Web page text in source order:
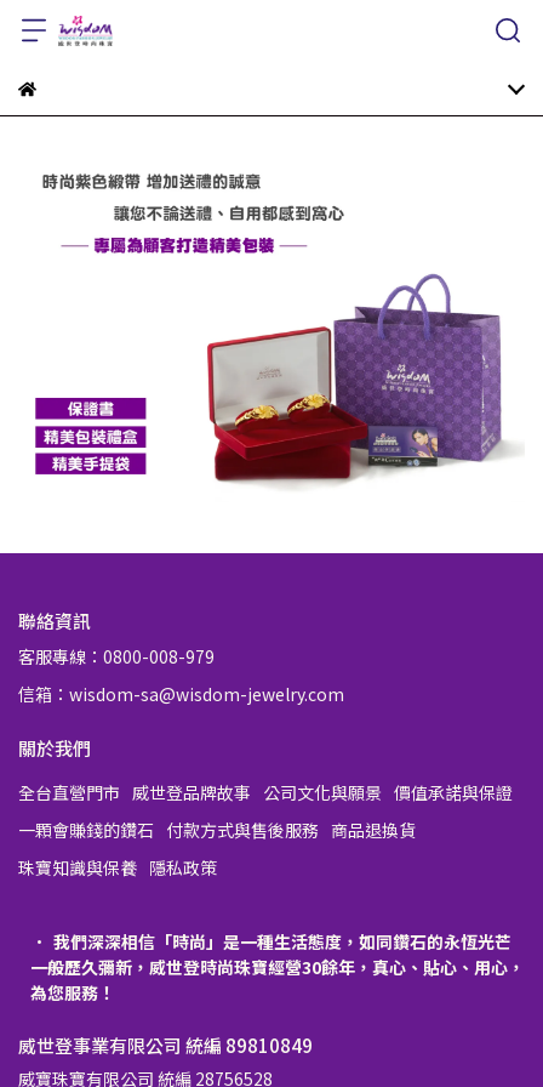
聯絡資訊
客服專線：0800-008-979
信箱：wisdom-sa@wisdom-jewelry.com
關於我們
全台直營門市 威世登品牌故事 公司文化與願景 價值承諾與保證
一顆會賺錢的鑽石 付款方式與售後服務 商品退換貨
珠寶知識與保養 隱私政策
我們深深相信「時尚」是一種生活態度，如同鑽石的永恆光芒
一般歷久彌新，威世登時尚珠寶經營30餘年，真心、貼心、用心，
為您服務！
威世登事業有限公司 統編 89810849
威寶珠寶有限公司 統編 28756528